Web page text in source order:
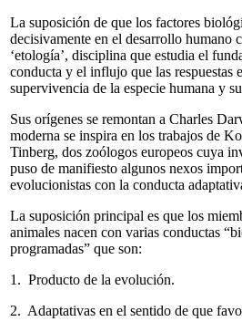
La suposición de que los factores
decisivamente en el desarrollo humano
‘etología’, disciplina que estudia el
conducta y el influjo que las respuestas
supervivencia de la especie humana y
Sus orígenes se remontan a Charles
moderna se inspira en los trabajos de
Tinberg, dos zoólogos europeos cuya
puso de manifiesto algunos nexos
evolucionistas con la conducta
La suposición principal es que los
animales nacen con varias conductas
programadas” que son:
1. Producto de la evolución.
2. Adaptativas en el sentido de que